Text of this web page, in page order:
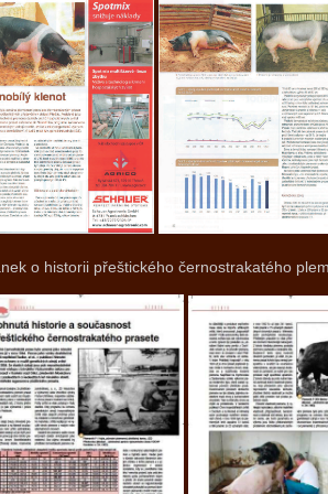
o historii přeštického černostrakatého